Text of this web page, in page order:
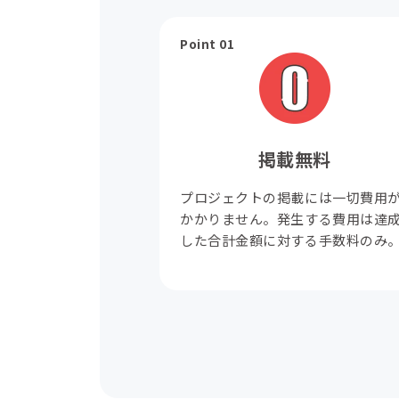
Point 01
掲載無料
プロジェクトの掲載には一切費用
かかりません。発生する費用は達
した合計金額に対する手数料のみ